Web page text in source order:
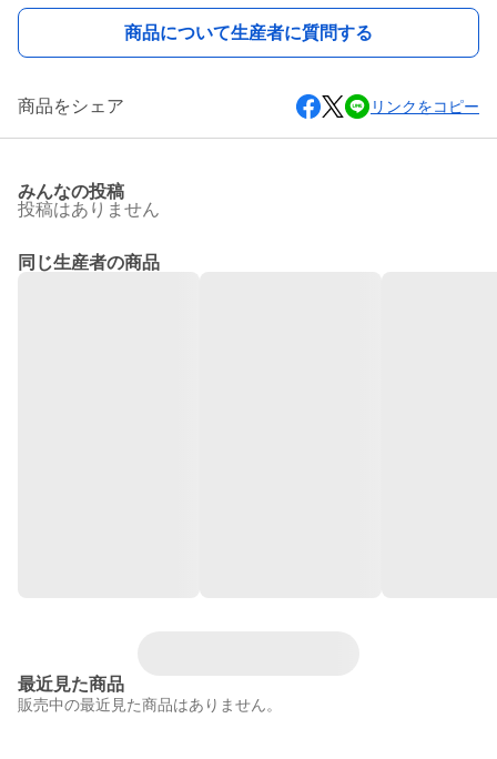
商品について生産者に質問する
商品をシェア リンクをコピー
みんなの投稿
投稿はありません
同じ生産者の商品
最近見た商品
販売中の最近見た商品はありません。